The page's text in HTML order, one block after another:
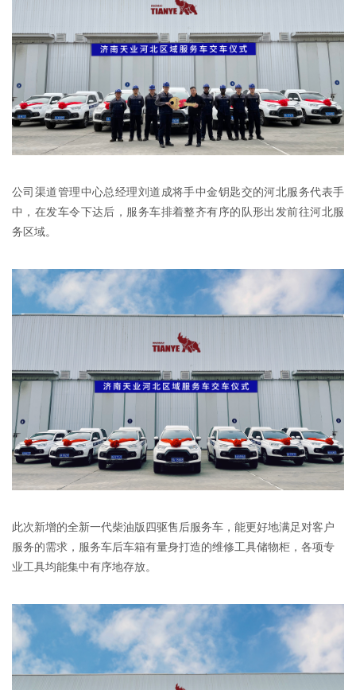
公司渠道管理中心总经理刘道成将手中金钥匙交的河北服务代表手
中，在发车令下达后，服务车排着整齐有序的队形出发前往河北服
务区域。
此次新增的全新一代柴油版四驱售后服务车，能更好地满足对客户
服务的需求，服务车后车箱有量身打造的维修工具储物柜，各项专
业工具均能集中有序地存放。